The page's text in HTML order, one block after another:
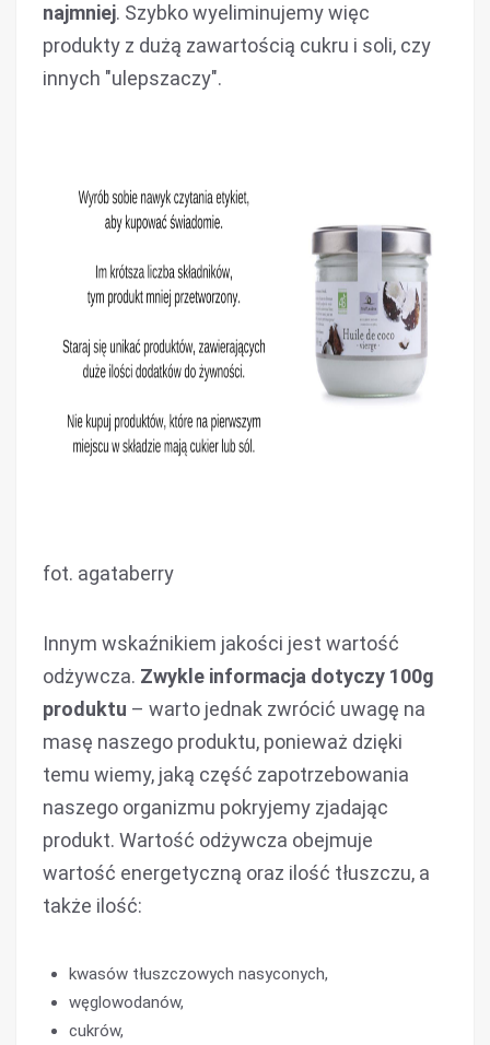
najmniej. Szybko wyeliminujemy więc
produkty z dużą zawartością cukru i soli, czy
innych "ulepszaczy".
fot. agataberry
Innym wskaźnikiem jakości jest wartość
odżywcza. Zwykle informacja dotyczy 100g
produktu – warto jednak zwrócić uwagę na
masę naszego produktu, ponieważ dzięki
temu wiemy, jaką część zapotrzebowania
naszego organizmu pokryjemy zjadając
produkt. Wartość odżywcza obejmuje
wartość energetyczną oraz ilość tłuszczu, a
także ilość:
kwasów tłuszczowych nasyconych,
węglowodanów,
cukrów,